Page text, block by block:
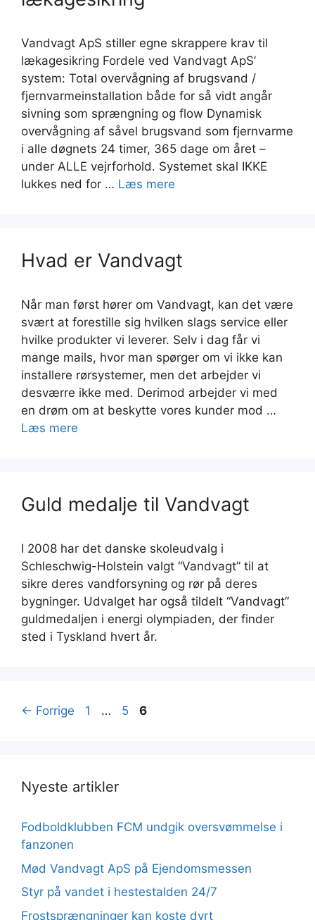
Vandvagt ApS stiller egne skrappere krav til
lækagesikring Fordele ved Vandvagt ApS’
system: Total overvågning af brugsvand /
fjernvarmeinstallation både for så vidt angår
sivning som sprængning og flow Dynamisk
overvågning af såvel brugsvand som fjernvarme
i alle døgnets 24 timer, 365 dage om året –
under ALLE vejrforhold. Systemet skal IKKE
lukkes ned for … Læs mere
Hvad er Vandvagt
Når man først hører om Vandvagt, kan det være
svært at forestille sig hvilken slags service eller
hvilke produkter vi leverer. Selv i dag får vi
mange mails, hvor man spørger om vi ikke kan
installere rørsystemer, men det arbejder vi
desværre ikke med. Derimod arbejder vi med
en drøm om at beskytte vores kunder mod …
Læs mere
Guld medalje til Vandvagt
I 2008 har det danske skoleudvalg i
Schleschwig-Holstein valgt “Vandvagt” til at
sikre deres vandforsyning og rør på deres
bygninger. Udvalget har også tildelt “Vandvagt”
guldmedaljen i energi olympiaden, der finder
sted i Tyskland hvert år.
← Forrige Side
1 … Side
5 Side
6
Nyeste artikler
Fodboldklubben FCM undgik oversvømmelse i
fanzonen
Mød Vandvagt ApS på Ejendomsmessen
Styr på vandet i hestestalden 24/7
Frostsprængninger kan koste dyrt